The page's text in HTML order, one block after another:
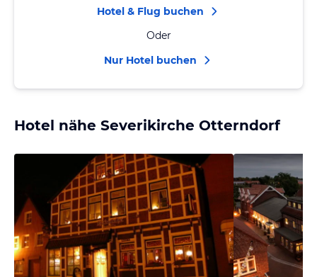
Hotel & Flug buchen
Oder
Nur Hotel buchen
Hotel nähe Severikirche Otterndorf